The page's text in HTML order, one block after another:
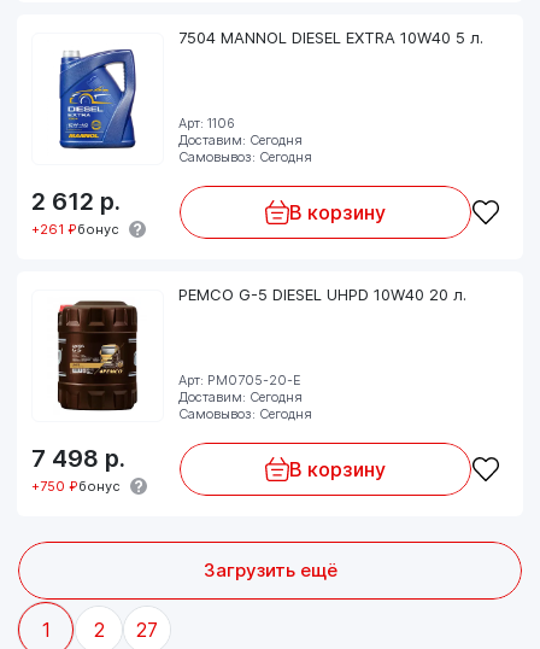
7504 MANNOL DIESEL EXTRA 10W40 5 л.
Арт: 1106
Доставим: Сегодня
Самовывоз: Сегодня
2 612 р.
+261 ₽бонус
В корзину
PEMCO G-5 DIESEL UHPD 10W40 20 л.
Арт: PM0705-20-E
Доставим: Сегодня
Самовывоз: Сегодня
7 498 р.
+750 ₽бонус
В корзину
Загрузить ещё
1 2 27